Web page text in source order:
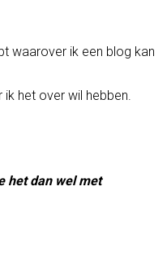
waarover ik een blog kan
het over wil hebben.
het dan wel met